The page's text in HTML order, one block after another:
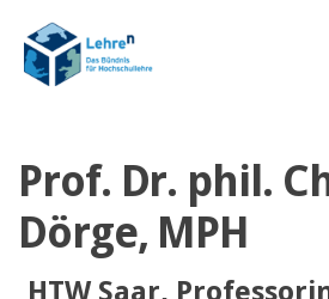
Prof. Dr. phil.
Dörge, MPH
HTW Saar,